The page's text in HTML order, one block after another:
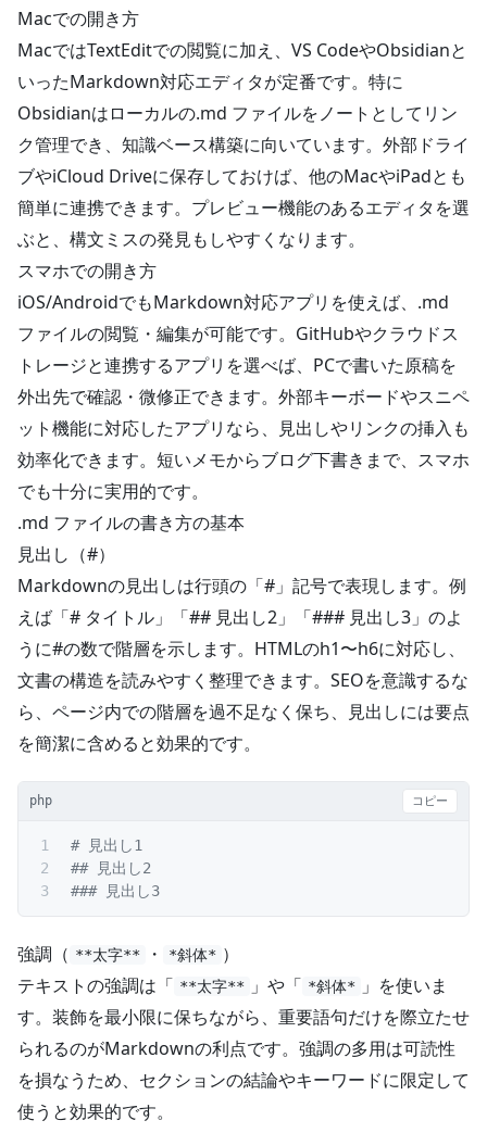
Macでの開き方
MacではTextEditでの閲覧に加え、VS CodeやObsidianと
いったMarkdown対応エディタが定番です。特に
Obsidianはローカルの.md ファイルをノートとしてリン
ク管理でき、知識ベース構築に向いています。外部ドライ
ブやiCloud Driveに保存しておけば、他のMacやiPadとも
簡単に連携できます。プレビュー機能のあるエディタを選
ぶと、構文ミスの発見もしやすくなります。
スマホでの開き方
iOS/AndroidでもMarkdown対応アプリを使えば、.md
ファイルの閲覧・編集が可能です。GitHubやクラウドス
トレージと連携するアプリを選べば、PCで書いた原稿を
外出先で確認・微修正できます。外部キーボードやスニペ
ット機能に対応したアプリなら、見出しやリンクの挿入も
効率化できます。短いメモからブログ下書きまで、スマホ
でも十分に実用的です。
.md ファイルの書き方の基本
見出し（#）
Markdownの見出しは行頭の「#」記号で表現します。例
えば「# タイトル」「## 見出し2」「### 見出し3」のよ
うに#の数で階層を示します。HTMLのh1〜h6に対応し、
文書の構造を読みやすく整理できます。SEOを意識するな
ら、ページ内での階層を過不足なく保ち、見出しには要点
を簡潔に含めると効果的です。
php コピー
# 見出し1
## 見出し2
### 見出し3
強調（ **太字** ・ *斜体* ）
テキストの強調は「 **太字** 」や「 *斜体*
」を使いま
す。装飾を最小限に保ちながら、重要語句だけを際立たせ
られるのがMarkdownの利点です。強調の多用は可読性
を損なうため、セクションの結論やキーワードに限定して
使うと効果的です。